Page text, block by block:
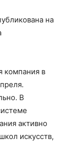
на
компания в
В
активно
искусств,